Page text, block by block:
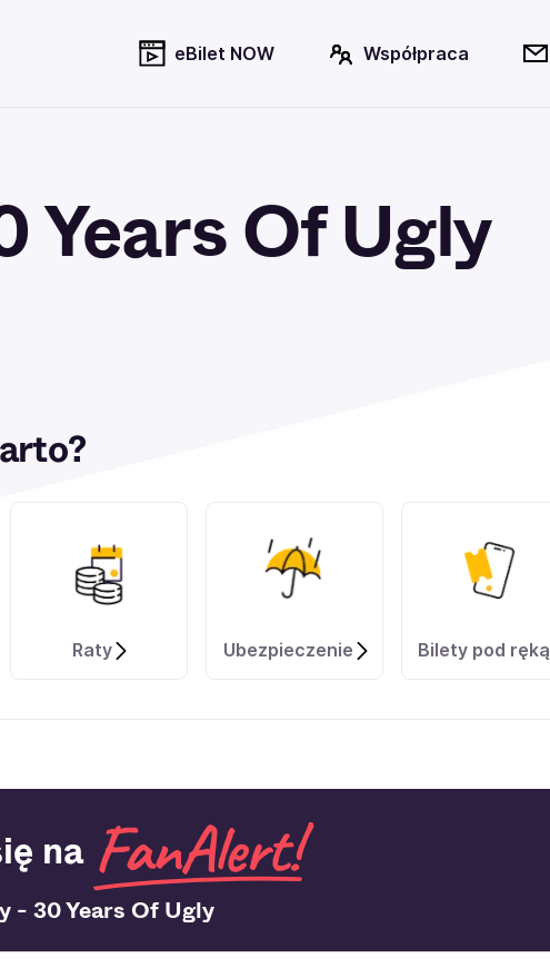
eBilet NOW Współpraca
Years Of Ugly
Raty Ubezpieczenie Bilety pod ręką
na
- 30 Years Of Ugly